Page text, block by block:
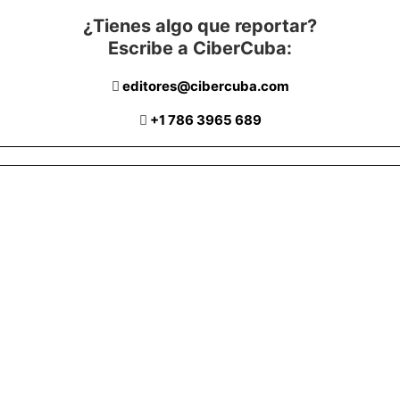
¿Tienes algo que reportar?
Escribe a CiberCuba:
editores@cibercuba.com
+1 786 3965 689